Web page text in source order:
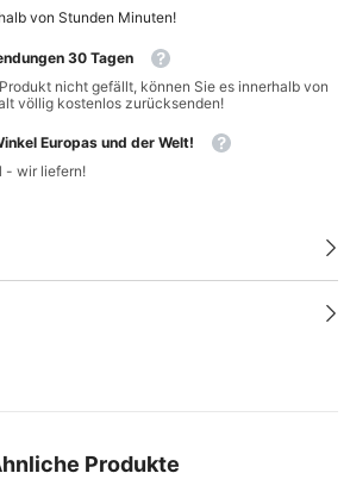
von Stunden Minuten!
30 Tagen
nicht gefällt, können Sie es innerhalb von
völlig kostenlos zurücksenden!
Europas und der Welt!
- wir liefern!
Produkte